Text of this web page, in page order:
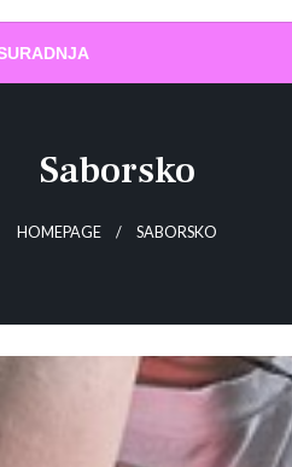
Saborsko
HOMEPAGE SABORSKO